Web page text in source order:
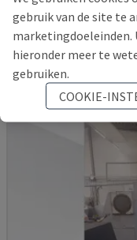
CMZ - HORIZONTALE
POLEN 2005
gebruik van de site te
marketingdoeleinden.
hieronder meer te
gebruiken.
COOKIE-